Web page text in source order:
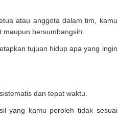
atau anggota dalam tim, kamu
bersumbangsih.
tujuan hidup apa yang ingin
dan tepat waktu.
yang kamu peroleh tidak sesuai